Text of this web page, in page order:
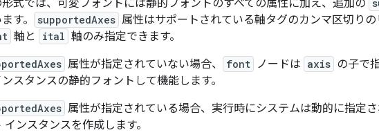
形式では、可変フォントには静的フォントのすべての属性に加え、追加の
す。
supportedAxes 属性はサポートされている軸タグのカンマ区切り
軸と ital 軸のみ指定できます。
属性が指定されていない場合、 font ノードは axis の子で
スタンスの静的フォントして機能します。
属性が指定されている場合、実行時にシステムは動的に指定
インスタンスを作成します。